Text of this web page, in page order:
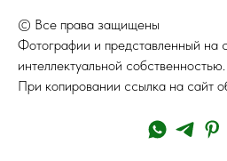
© Все права защищены
Фотографии и представленный на
интеллектуальной собственностью.
При копировании ссылка на сайт